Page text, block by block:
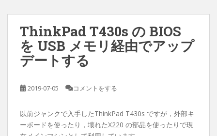
ThinkPad T430s の BIOS
を USB メモリ経由でアップ
デートする
2019-07-05 コメントをする
以前ジャンクで入手したThinkPad T430s ですが，外部キ
ーボードを使ったり，壊れたX220 の部品を使ったりで現